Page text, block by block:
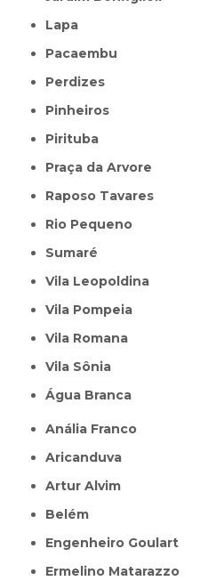
Lapa
Pacaembu
Perdizes
Pinheiros
Pirituba
Praça da Arvore
Raposo Tavares
Rio Pequeno
Sumaré
Vila Leopoldina
Vila Pompeia
Vila Romana
Vila Sônia
Água Branca
Anália Franco
Aricanduva
Artur Alvim
Belém
Engenheiro Goulart
Ermelino Matarazzo